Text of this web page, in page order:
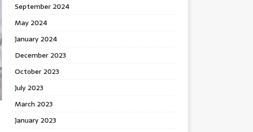
September 2024
May 2024
January 2024
December 2023
October 2023
July 2023
March 2023
January 2023